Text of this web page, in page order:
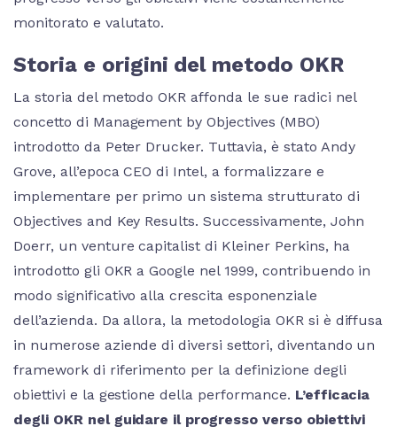
monitorato e valutato.
Storia e origini del metodo OKR
La storia del metodo OKR affonda le sue radici nel
concetto di Management by Objectives (MBO)
introdotto da Peter Drucker. Tuttavia, è stato Andy
Grove, all’epoca CEO di Intel, a formalizzare e
implementare per primo un sistema strutturato di
Objectives and Key Results. Successivamente, John
Doerr, un venture capitalist di Kleiner Perkins, ha
introdotto gli OKR a Google nel 1999, contribuendo in
modo significativo alla crescita esponenziale
dell’azienda. Da allora, la metodologia OKR si è diffusa
in numerose aziende di diversi settori, diventando un
framework di riferimento per la definizione degli
obiettivi e la gestione della performance. L’efficacia
degli OKR nel guidare il progresso verso obiettivi